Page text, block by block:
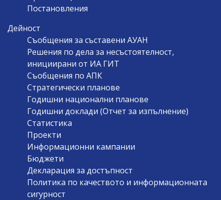
Постановления
Дейност
Съобщения за съставени АУАН
Решения по дела за несъстоятелност,
инициирани от ИА ГИТ
Съобщения по АПК
Стратегически планове
Годишни национални планове
Годишни доклади (Отчет за изпълнение)
Статистика
Проекти
Информационни кампании
Бюджети
Декларация за достъпност
Политика по качеството и информационната
сигурност